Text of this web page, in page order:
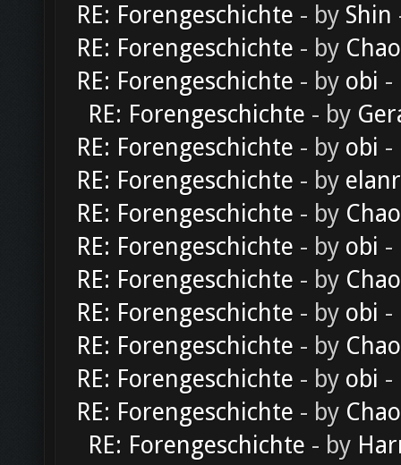
RE: Forengeschichte - by Shin
RE: Forengeschichte - by
RE: Forengeschichte - by obi -
RE: Forengeschichte - by
RE: Forengeschichte - by obi -
RE: Forengeschichte - by
RE: Forengeschichte - by
RE: Forengeschichte - by obi -
RE: Forengeschichte - by
RE: Forengeschichte - by obi -
RE: Forengeschichte - by
RE: Forengeschichte - by obi -
RE: Forengeschichte - by
RE: Forengeschichte - by